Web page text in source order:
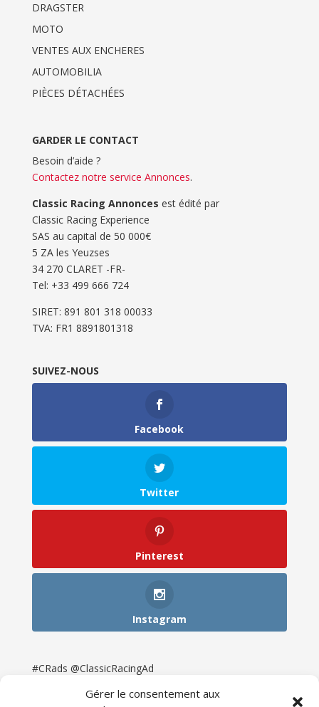
Gérer le consentement aux
DRAGSTER
MOTO
VENTES AUX ENCHERES
AUTOMOBILIA
PIÈCES DÉTACHÉES
GARDER LE CONTACT
Besoin d’aide ?
Contactez notre service Annonces.
Classic Racing Annonces est édité par
Classic Racing Experience
SAS au capital de 50 000€
5 ZA les Yeuzses
34 270 CLARET -FR-
Tel: ‭+33 499 666 724‬
SIRET: 891 801 318 00033
TVA: FR1 8891801318
SUIVEZ-NOUS
Facebook
Twitter
Pinterest
Instagram
#CRads @ClassicRacingAd